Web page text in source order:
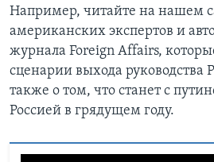
Например, читайте на нашем
американских экспертов и
журнала Foreign Affairs,
сценарии выхода руководства
также о том, что станет с
Россией в грядущем году.